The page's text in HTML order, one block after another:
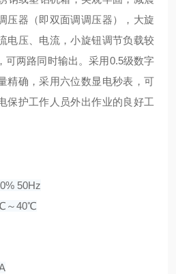
压器（即双面调调压器），大旋
电压、电流，小旋钮调节负载较
可两路同时输出。采用0.5级数字
精确，采用六位数显电秒表，可
保护工作人员外出作业的良好工
50Hz
～40℃